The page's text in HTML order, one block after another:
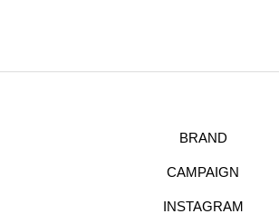
BRAND
CAMPAIGN
INSTAGRAM